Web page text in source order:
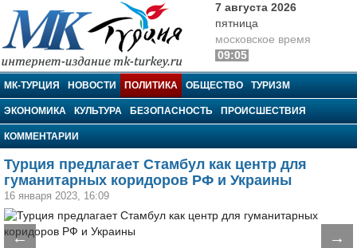
МК-Турция
7 августа 2026
пятница
московское время
09:05
МК-ТУРЦИЯ НОВОСТИ ПОЛИТИКА ОБЩЕСТВО ТУРИЗМ
ЭКОНОМИКА КУЛЬТУРА БЕЗОПАСНОСТЬ ПРОИСШЕСТВИЯ
КОММЕНТАРИИ
Турция предлагает Стамбул как центр для
гуманитарных коридоров РФ и Украины
16 января 2023, 16:09
← →